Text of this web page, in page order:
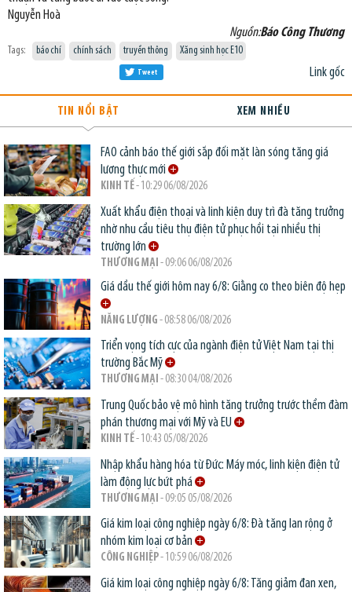
Nguyễn Hoà
Nguồn:Báo Công Thương
Tags: báo chí chính sách truyền thông Xăng sinh học E10
Link gốc
Tweet
TIN NỔI BẬT XEM NHIỀU
FAO cảnh báo thế giới sắp đối mặt làn sóng tăng giá
lương thực mới
KINH TẾ- 10:29 06/08/2026
Xuất khẩu điện thoại và linh kiện duy trì đà tăng trưởng
nhờ nhu cầu tiêu thụ điện tử phục hồi tại nhiều thị
trường lớn
THƯƠNG MẠI - 09:06 06/08/2026
Giá dầu thế giới hôm nay 6/8: Giằng co theo biên độ hẹp
NĂNG LƯỢNG - 08:58 06/08/2026
Triển vọng tích cực của ngành điện tử Việt Nam tại thị
trường Bắc Mỹ
THƯƠNG MẠI - 08:30 04/08/2026
Trung Quốc bảo vệ mô hình tăng trưởng trước thềm đàm
phán thương mại với Mỹ và EU
KINH TẾ- 10:43 05/08/2026
Nhập khẩu hàng hóa từ Đức: Máy móc, linh kiện điện tử
làm động lực bứt phá
THƯƠNG MẠI - 09:05 05/08/2026
Giá kim loại công nghiệp ngày 6/8: Đà tăng lan rộng ở
nhóm kim loại cơ bản
CÔNG NGHIỆP- 10:59 06/08/2026
Giá kim loại công nghiệp ngày 6/8: Tăng giảm đan xen,